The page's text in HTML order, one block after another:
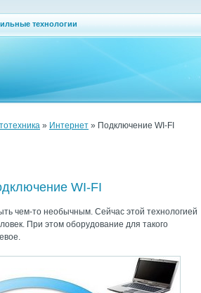
технологии
» Интернет » Подключение WI-FI
WI-FI
чем-то необычным. Сейчас этой технологией
При этом оборудование для такого